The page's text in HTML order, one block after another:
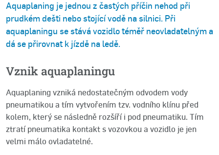
Aquaplaning je jednou z častých příčin nehod při
prudkém dešti nebo stojící vodě na silnici. Při
aquaplaningu se stává vozidlo téměř neovladatelným a
dá se přirovnat k jízdě na ledě.
Vznik aquaplaningu
Aquaplaning vzniká nedostatečným odvodem vody
pneumatikou a tím vytvořením tzv. vodního klínu před
kolem, který se následně rozšíří i pod pneumatiku. Tím
ztratí pneumatika kontakt s vozovkou a vozidlo je jen
velmi málo ovladatelné.